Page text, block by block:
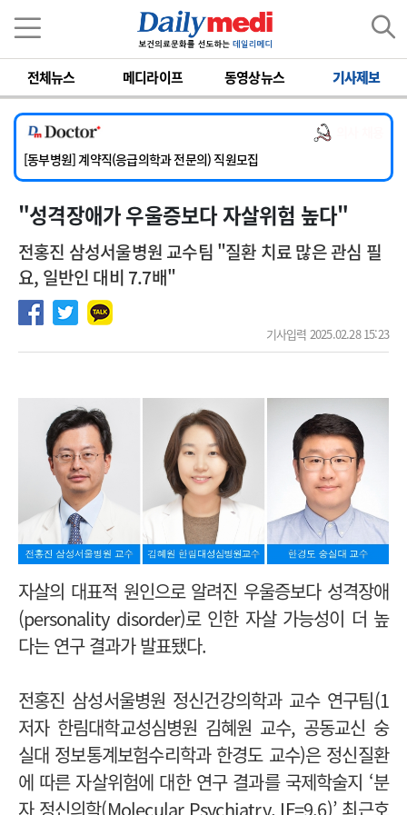
전체뉴스 메디라이프 동영상뉴스 기사제보
[서울아산병원] 2026년 하반기 인턴 모집
[영남대학교의료원] 마취통증의학과 임기제 임상의사 채용
[충남대학교병원] 소아청소년과(소아응급전담) 계약직 의사 공개채용
[동부병원] 계약직(응급의학과 전문의) 직원모집
[이대목동병원] 하반기 전공의(레지던트1년차) 모집
[서울아산병원] 2026년 하반기 인턴 모집
" 성격장애가 우울증보다 자살위험 높다"
전홍진 삼성서울병원 교수팀 "질환 치료 많은 관심 필
요, 일반인 대비 7.7배"
기사입력 2025.02.28 15:23
자살의 대표적 원인으로 알려진 우울증보다 성격장애
(personality disorder)로 인한 자살 가능성이 더 높
다는 연구 결과가 발표됐다.
전홍진 삼성서울병원 정신건강의학과 교수 연구팀(1
저자 한림대학교성심병원 김혜원 교수, 공동교신 숭
실대 정보통계보험수리학과 한경도 교수)은 정신질환
에 따른 자살위험에 대한 연구 결과를 국제학술지 ‘분
자 정신의학(Molecular Psychiatry, IF=9.6)’ 최근호